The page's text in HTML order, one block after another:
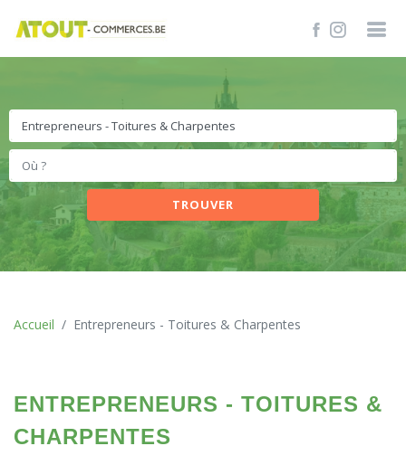
TROUVER
Accueil Entrepreneurs - Toitures & Charpentes
ENTREPRENEURS - TOITURES &
CHARPENTES